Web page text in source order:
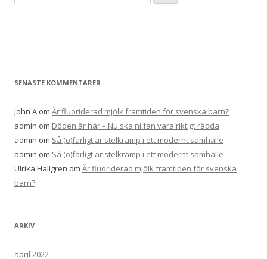
efter:
SENASTE KOMMENTARER
John A om Är fluoriderad mjölk framtiden för svenska barn?
admin om Döden är här – Nu ska ni fan vara riktigt rädda
admin om Så (o)farligt är stelkramp i ett modernt samhälle
admin om Så (o)farligt är stelkramp i ett modernt samhälle
Ulrika Hallgren om Är fluoriderad mjölk framtiden för svenska
barn?
ARKIV
april 2022